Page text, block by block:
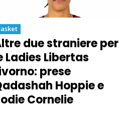
due straniere per
Ladies Libertas
prese
Hoppie e
Cornelie